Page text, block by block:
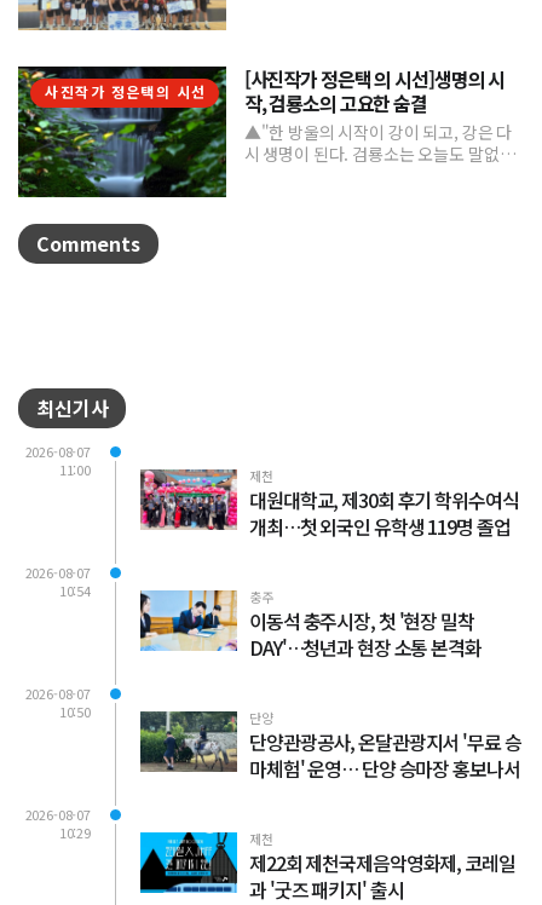
사진작가 정은택의 시선
[사진작가 정은택 의 시선]생명의 시
작, 검룡소의 고요한 숨결
▲"한 방울의 시작이 강이 되고, 강은 다
시 생명이 된다. 검룡소는 오늘도 말없이
Comments
최신기사
2026-08-07
11:00
제천
대원대학교, 제30회 후기 학위수여식
개최…첫 외국인 유학생 119명 졸업
2026-08-07
10:54
충주
이동석 충주시장, 첫 '현장 밀착
DAY'…청년과 현장 소통 본격화
2026-08-07
10:50
단양
단양관광공사, 온달관광지서 '무료 승
마체험' 운영… 단양 승마장 홍보나서
2026-08-07
10:29
제천
제22회 제천국제음악영화제, 코레일
과 '굿즈 패키지' 출시